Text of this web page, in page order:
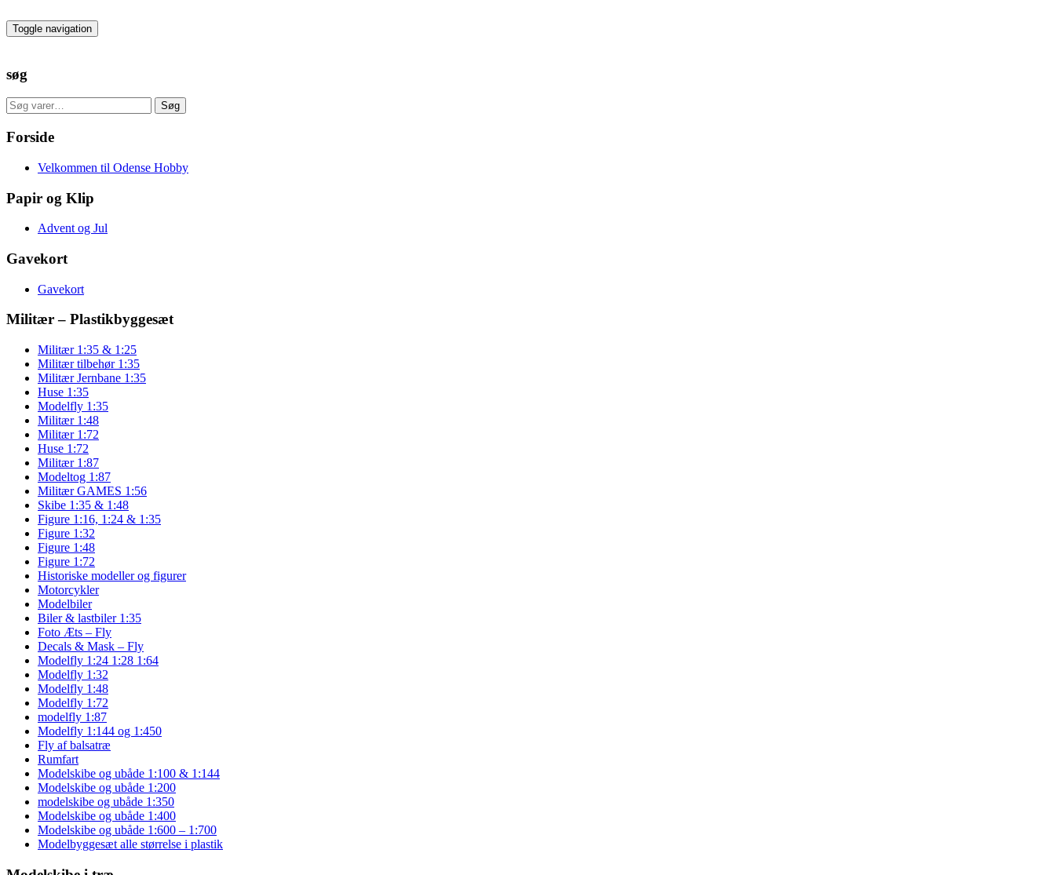
to
the
Toggle navigation
søg
Søg
efter:
Søg
Forside
Velkommen til Odense Hobby
Papir og Klip
Advent og Jul
Gavekort
Gavekort
Militær – Plastikbyggesæt
Militær 1:35 & 1:25
Militær tilbehør 1:35
Militær Jernbane 1:35
Huse 1:35
Modelfly 1:35
Militær 1:48
Militær 1:72
Huse 1:72
Militær 1:87
Modeltog 1:87
Militær GAMES 1:56
Skibe 1:35 & 1:48
Figure 1:16, 1:24 & 1:35
Figure 1:32
Figure 1:48
Figure 1:72
Historiske modeller og figurer
Motorcykler
Modelbiler
Biler & lastbiler 1:35
Foto Æts – Fly
Decals & Mask – Fly
Modelfly 1:24 1:28 1:64
Modelfly 1:32
Modelfly 1:48
Modelfly 1:72
modelfly 1:87
Modelfly 1:144 og 1:450
Fly af balsatræ
Rumfart
Modelskibe og ubåde 1:100 & 1:144
Modelskibe og ubåde 1:200
modelskibe og ubåde 1:350
Modelskibe og ubåde 1:400
Modelskibe og ubåde 1:600 – 1:700
Modelbyggesæt alle størrelse i plastik